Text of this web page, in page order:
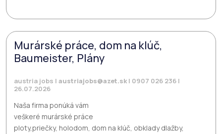
Murárské práce, dom na klúč,
Baumeister, Plány
austria jobs | austriajobs@azet.sk | 0907 026 236 |
26.07.2026
Naša firma ponúká vám
veškeré murárské práce
ploty,priečky, holodom, dom na klúč, obklady dlažby,